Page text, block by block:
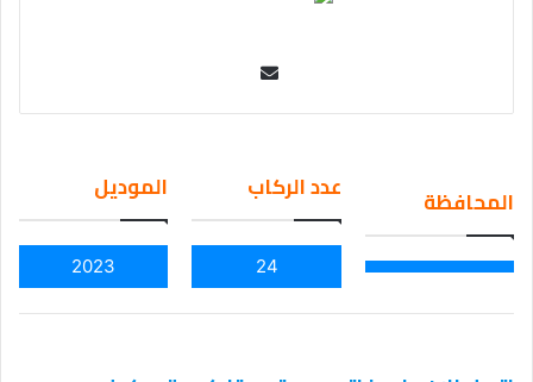
ail
المحافظة عدد الركاب
24
الموديل
2023